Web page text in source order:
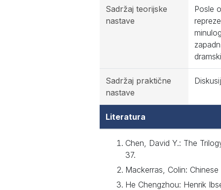
Sadržaj teorijske
nastave
Posle
Sadržaj praktične
nastave
Literatura
Chen, David Y.: The
37.
Mackerras, Colin:
He Chengzhou: Henrik